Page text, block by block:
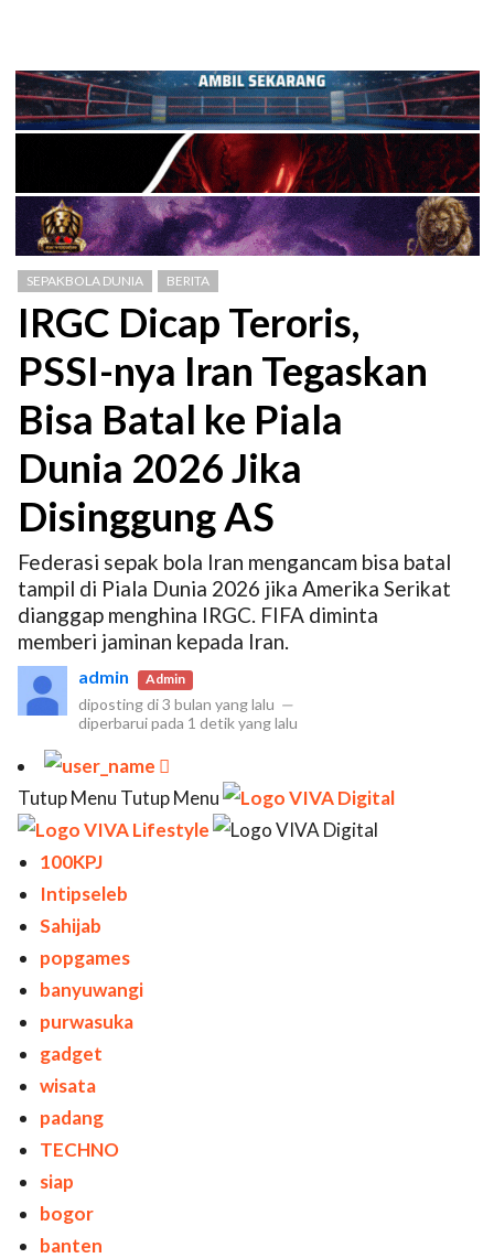
SEPAKBOLA DUNIA BERITA
IRGC Dicap Teroris,
PSSI-nya Iran Tegaskan
Bisa Batal ke Piala
Dunia 2026 Jika
Disinggung AS
Federasi sepak bola Iran mengancam bisa batal
tampil di Piala Dunia 2026 jika Amerika Serikat
dianggap menghina IRGC. FIFA diminta
memberi jaminan kepada Iran.
admin Admin
diposting di3 bulan yang lalu —
diperbarui pada 1 detik yang lalu

Tutup Menu Tutup Menu
100KPJ
Intipseleb
Sahijab
popgames
banyuwangi
purwasuka
gadget
wisata
padang
TECHNO
siap
bogor
banten